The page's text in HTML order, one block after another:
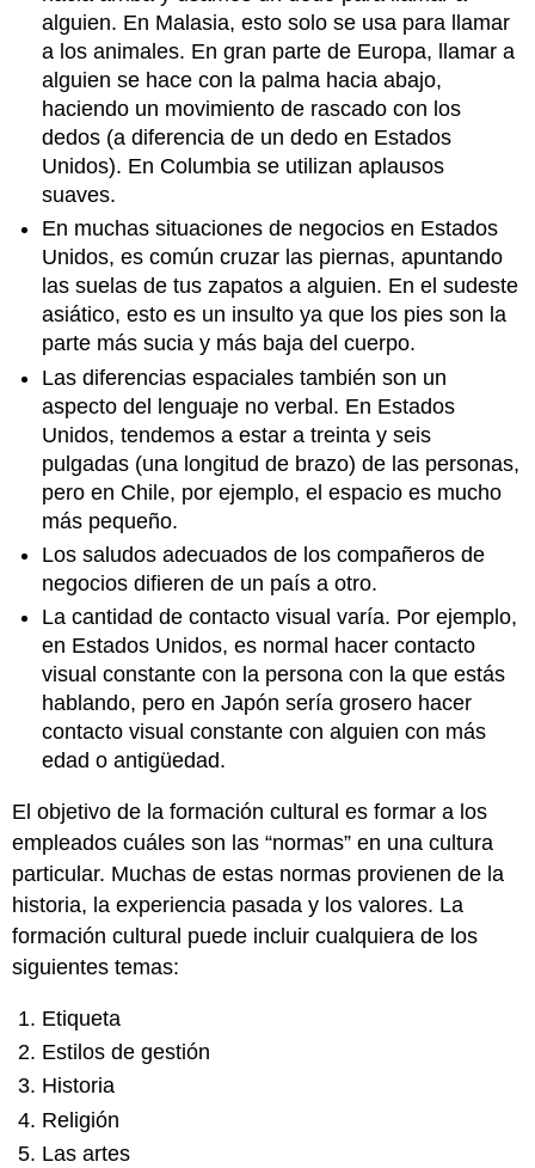
alguien. En Malasia, esto solo se usa para llamar
a los animales. En gran parte de Europa, llamar a
alguien se hace con la palma hacia abajo,
haciendo un movimiento de rascado con los
dedos (a diferencia de un dedo en Estados
Unidos). En Columbia se utilizan aplausos
suaves.
En muchas situaciones de negocios en Estados
Unidos, es común cruzar las piernas, apuntando
las suelas de tus zapatos a alguien. En el sudeste
asiático, esto es un insulto ya que los pies son la
parte más sucia y más baja del cuerpo.
Las diferencias espaciales también son un
aspecto del lenguaje no verbal. En Estados
Unidos, tendemos a estar a treinta y seis
pulgadas (una longitud de brazo) de las personas,
pero en Chile, por ejemplo, el espacio es mucho
más pequeño.
Los saludos adecuados de los compañeros de
negocios difieren de un país a otro.
La cantidad de contacto visual varía. Por ejemplo,
en Estados Unidos, es normal hacer contacto
visual constante con la persona con la que estás
hablando, pero en Japón sería grosero hacer
contacto visual constante con alguien con más
edad o antigüedad.
El objetivo de la formación cultural es formar a los
empleados cuáles son las “normas” en una cultura
particular. Muchas de estas normas provienen de la
historia, la experiencia pasada y los valores. La
formación cultural puede incluir cualquiera de los
siguientes temas:
Etiqueta
Estilos de gestión
Historia
Religión
Las artes